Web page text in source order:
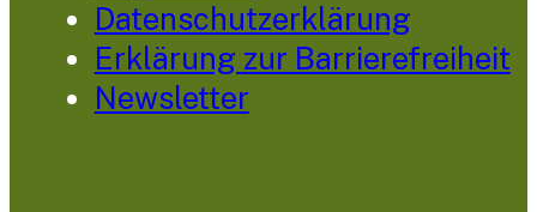
Datenschutzerklärung
Erklärung zur Barrierefreiheit
Newsletter